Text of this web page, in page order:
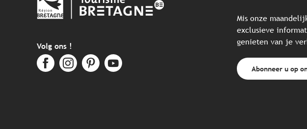
Volg ons !
Mis onze
exclusieve
genieten van je
Abonneer u op